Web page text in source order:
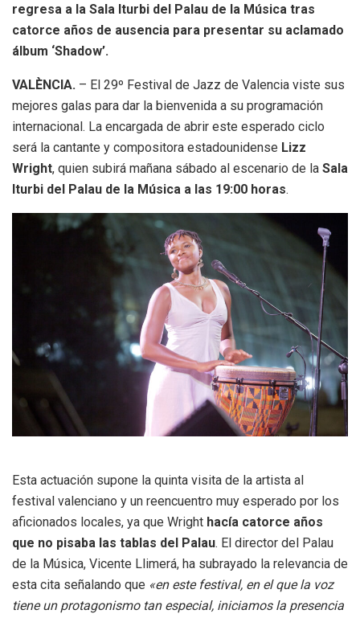
regresa a la Sala Iturbi del Palau de la Música tras
catorce años de ausencia para presentar su aclamado
álbum ‘Shadow’.
VALÈNCIA. – El 29º Festival de Jazz de Valencia viste sus
mejores galas para dar la bienvenida a su programación
internacional. La encargada de abrir este esperado ciclo
será la cantante y compositora estadounidense Lizz
Wright, quien subirá mañana sábado al escenario de la Sala
Iturbi del Palau de la Música a las 19:00 horas.
Esta actuación supone la quinta visita de la artista al
festival valenciano y un reencuentro muy esperado por los
aficionados locales, ya que Wright hacía catorce años
que no pisaba las tablas del Palau. El director del Palau
de la Música, Vicente Llimerá, ha subrayado la relevancia de
esta cita señalando que «en este festival, en el que la voz
tiene un protagonismo tan especial, iniciamos la presencia